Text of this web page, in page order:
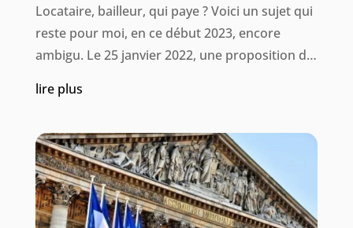
Locataire, bailleur, qui paye ? Voici un sujet qui
reste pour moi, en ce début 2023, encore
ambigu. Le 25 janvier 2022, une proposition de
fléau des punaises de lit et à structurer un
lire plus